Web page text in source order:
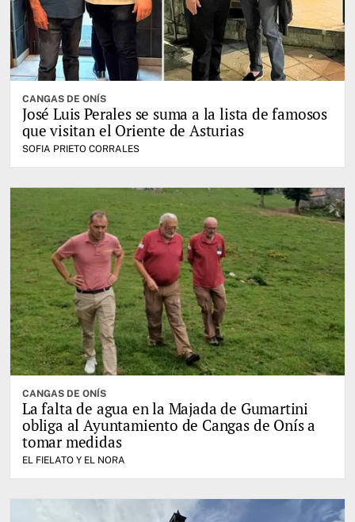
CANGAS DE ONÍS
José Luis Perales se suma a la lista de famosos
que visitan el Oriente de Asturias
SOFIA PRIETO CORRALES
CANGAS DE ONÍS
La falta de agua en la Majada de Gumartini
obliga al Ayuntamiento de Cangas de Onís a
tomar medidas
EL FIELATO Y EL NORA